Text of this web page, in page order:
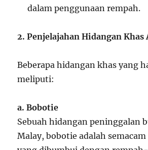
dalam penggunaan rempah.
2. Penjelajahan Hidangan
Beberapa hidangan khas yang
meliputi:
a. Bobotie
Sebuah hidangan peninggalan
Malay, bobotie adalah